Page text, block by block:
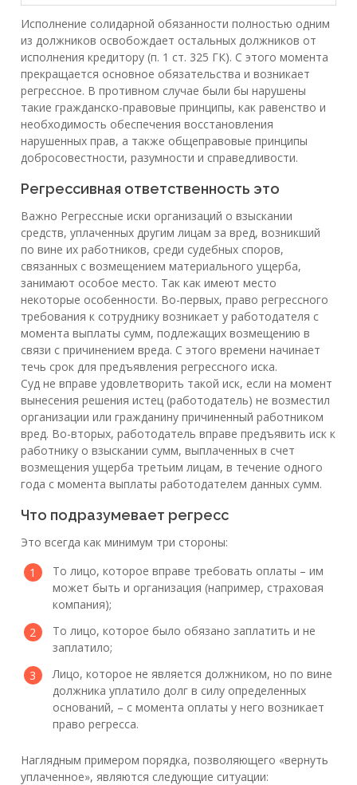
Исполнение солидарной обязанности полностью одним
из должников освобождает остальных должников от
исполнения кредитору (п. 1 ст. 325 ГК). С этого момента
прекращается основное обязательства и возникает
регрессное. В противном случае были бы нарушены
такие гражданско-правовые принципы, как равенство и
необходимость обеспечения восстановления
нарушенных прав, а также общеправовые принципы
добросовестности, разумности и справедливости.
Регрессивная ответственность это
Важно Регрессные иски организаций о взыскании
средств, уплаченных другим лицам за вред, возникший
по вине их работников, среди судебных споров,
связанных с возмещением материального ущерба,
занимают особое место. Так как имеют место
некоторые особенности. Во-первых, право регрессного
требования к сотруднику возникает у работодателя с
момента выплаты сумм, подлежащих возмещению в
связи с причинением вреда. С этого времени начинает
течь срок для предъявления регрессного иска.
Суд не вправе удовлетворить такой иск, если на момент
вынесения решения истец (работодатель) не возместил
организации или гражданину причиненный работником
вред. Во-вторых, работодатель вправе предъявить иск к
работнику о взыскании сумм, выплаченных в счет
возмещения ущерба третьим лицам, в течение одного
года с момента выплаты работодателем данных сумм.
Что подразумевает регресс
Это всегда как минимум три стороны:
То лицо, которое вправе требовать оплаты – им
может быть и организация (например, страховая
компания);
То лицо, которое было обязано заплатить и не
заплатило;
Лицо, которое не является должником, но по вине
должника уплатило долг в силу определенных
оснований, – с момента оплаты у него возникает
право регресса.
Наглядным примером порядка, позволяющего «вернуть
уплаченное», являются следующие ситуации: